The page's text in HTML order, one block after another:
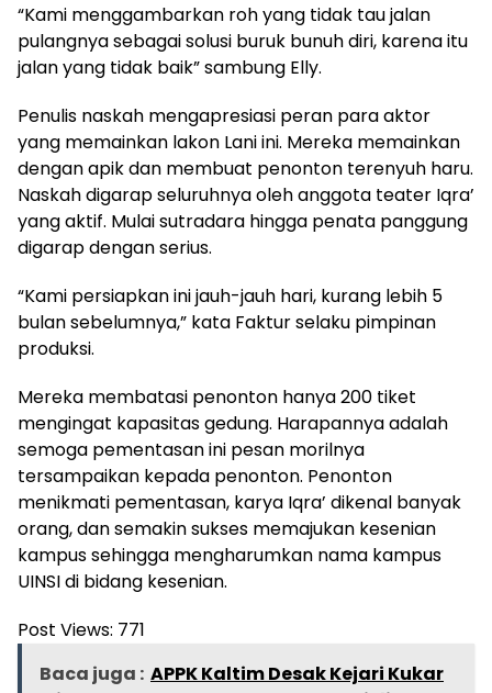
“Kami menggambarkan roh yang tidak tau jalan
pulangnya sebagai solusi buruk bunuh diri, karena itu
jalan yang tidak baik” sambung Elly.
Penulis naskah mengapresiasi peran para aktor
yang memainkan lakon Lani ini. Mereka memainkan
dengan apik dan membuat penonton terenyuh haru.
Naskah digarap seluruhnya oleh anggota teater Iqra’
yang aktif. Mulai sutradara hingga penata panggung
digarap dengan serius.
“Kami persiapkan ini jauh-jauh hari, kurang lebih 5
bulan sebelumnya,” kata Faktur selaku pimpinan
produksi.
Mereka membatasi penonton hanya 200 tiket
mengingat kapasitas gedung. Harapannya adalah
semoga pementasan ini pesan morilnya
tersampaikan kepada penonton. Penonton
menikmati pementasan, karya Iqra’ dikenal banyak
orang, dan semakin sukses memajukan kesenian
kampus sehingga mengharumkan nama kampus
UINSI di bidang kesenian.
Post Views: 771
Baca juga : APPK Kaltim Desak Kejari Kukar